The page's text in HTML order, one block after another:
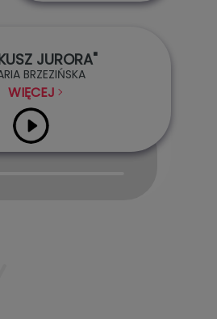
JURORA"
BRZEZIŃSKA
WIĘCEJ